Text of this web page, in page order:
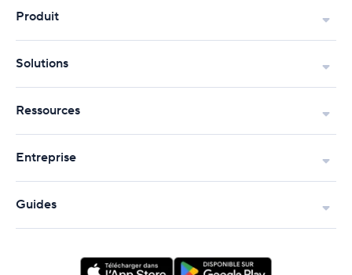
Produit
Solutions
Ressources
Entreprise
Guides